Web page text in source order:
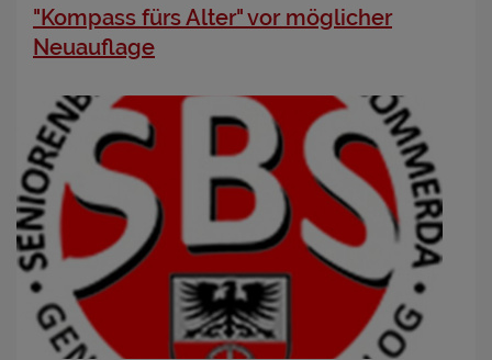
"Kompass fürs Alter" vor möglicher
Neuauflage